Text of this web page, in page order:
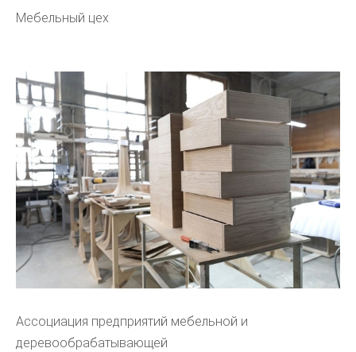
Мебельный цех
Ассоциация предприятий мебельной и
деревообрабатывающей